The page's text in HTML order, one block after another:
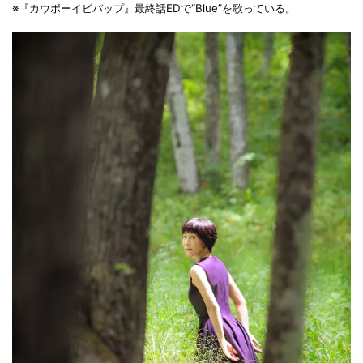
※『カウボーイビバップ』最終話EDで“Blue”を歌っている。